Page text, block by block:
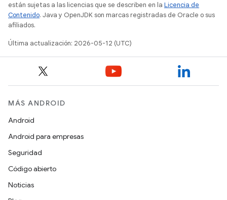
están sujetas a las licencias que se describen en la Licencia de
Contenido. Java y OpenJDK son marcas registradas de Oracle o sus
afiliados.
Última actualización: 2026-05-12 (UTC)
MÁS ANDROID
Android
Android para empresas
Seguridad
Código abierto
Noticias